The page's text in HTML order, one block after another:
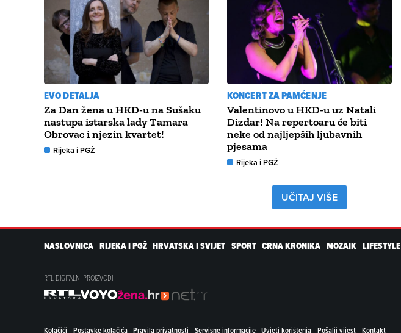
EVO DETALJA
Za Dan žena u HKD-u na Sušaku
nastupa istarska lady Tamara
Obrovac i njezin kvartet!
Rijeka i PGŽ
KONCERT ZA PAMĆENJE
Valentinovo u HKD-u uz Natali
Dizdar! Na repertoaru će biti
neke od najljepših ljubavnih
pjesama
Rijeka i PGŽ
UČITAJ VIŠE
NASLOVNICA RIJEKA I PGŽ HRVATSKA I SVIJET SPORT CRNA KRONIKA MOZAIK LIFESTYLE
RTL DIGITALNI PROIZVODI
Kolačići Postavke kolačića Pravila privatnosti Servisne informacije Uvjeti korištenja Pošalji vijest Kontakt